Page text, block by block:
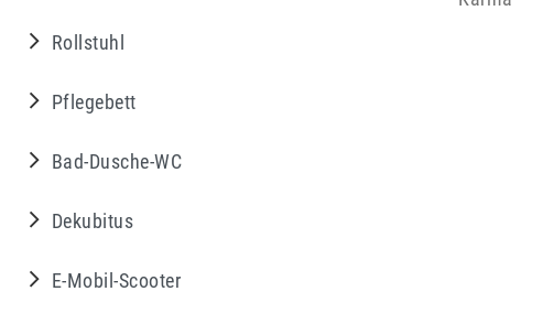
Rollstuhl
Pflegebett
Bad-Dusche-WC
Dekubitus
E-Mobil-Scooter